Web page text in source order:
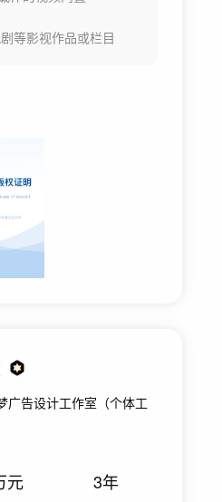
等影视作品或栏目
广告设计工作室（个体工
元 3年